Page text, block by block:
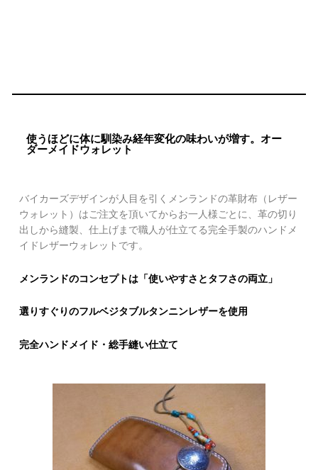
使うほどに体に馴染み経年変化の味わいが増す。オー
ダーメイドウォレット
バイカーズデザインが人目を引くメンランドの革財布（レザー
ウォレット）はご注文を頂いてからお一人様ごとに、革の切り
出しから縫製、仕上げまで職人が仕立てる完全手製のハンドメ
イドレザーウォレットです。
メンランドのコンセプトは「使いやすさとタフさの両立」
選りすぐりのフルベジタブルタンニンレザーを使用
完全ハンドメイド・総手縫い仕立て